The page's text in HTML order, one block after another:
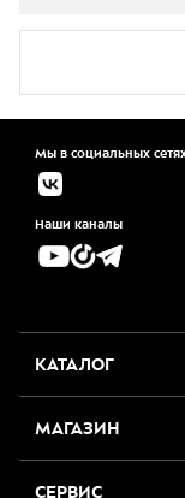
Мы в социальных
Наши каналы
КАТАЛОГ
МАГАЗИН
СЕРВИС